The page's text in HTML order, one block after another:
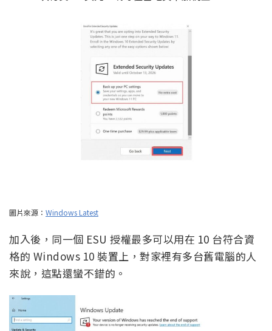
圖片來源： Windows Latest
加入後，同一個 ESU 授權最多可以用在 10 台符合資
格的 Windows 10 裝置上，對家裡有多台舊電腦的人
來說，這點還蠻不錯的。